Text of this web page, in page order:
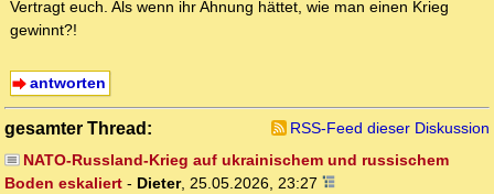
Vertragt euch. Als wenn ihr Ahnung hättet, wie man einen Krieg
gewinnt?!
antworten
gesamter Thread:
RSS-Feed dieser Diskussion
NATO-Russland-Krieg auf ukrainischem und russischem
Boden eskaliert - Dieter, 25.05.2026, 23:27